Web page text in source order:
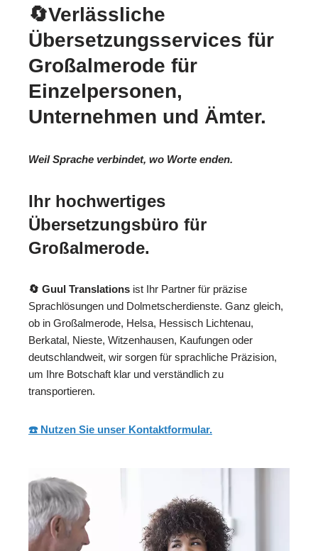
🔄Verlässliche
Übersetzungsservices für
Großalmerode für
Einzelpersonen,
Unternehmen und Ämter.
Weil Sprache verbindet, wo Worte enden.
Ihr hochwertiges
Übersetzungsbüro für
Großalmerode.
🔄 Guul Translations ist Ihr Partner für präzise
Sprachlösungen und Dolmetscherdienste. Ganz gleich,
ob in Großalmerode, Helsa, Hessisch Lichtenau,
Berkatal, Nieste, Witzenhausen, Kaufungen oder
deutschlandweit, wir sorgen für sprachliche Präzision,
um Ihre Botschaft klar und verständlich zu
transportieren.
☎️ Nutzen Sie unser Kontaktformular.